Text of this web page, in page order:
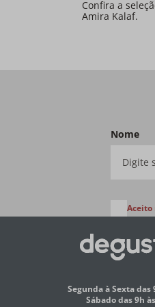
Confira a
Amira Kalaf.
Nome
Aceito
Segunda à Sexta das
Sábado das 9h